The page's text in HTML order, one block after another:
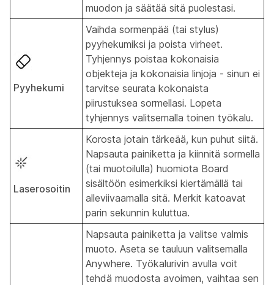
muodon ja säätää sitä puolestasi.
Pyyhekumi
Vaihda sormenpää (tai stylus)
pyyhekumiksi ja poista virheet.
Tyhjennys poistaa kokonaisia
objekteja ja kokonaisia linjoja - sinun ei
tarvitse seurata kokonaista
piirustuksea sormellasi. Lopeta
tyhjennys valitsemalla toinen työkalu.
Laserosoitin
Korosta jotain tärkeää, kun puhut siitä.
Napsauta painiketta ja kiinnitä sormella
(tai muotoilulla) huomiota Board
sisältöön esimerkiksi kiertämällä tai
alleviivaamalla sitä. Merkit katoavat
parin sekunnin kuluttua.
Napsauta painiketta ja valitse valmis
muoto. Aseta se tauluun valitsemalla
Anywhere. Työkalurivin avulla voit
tehdä muodosta avoimen, vaihtaa sen